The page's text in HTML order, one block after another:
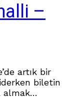
–
artık bir
biletin
almak